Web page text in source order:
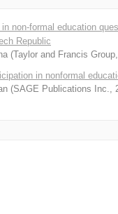
non-formal education
Republic
(Taylor and Francis Group
in nonformal
(SAGE Publications Inc.,